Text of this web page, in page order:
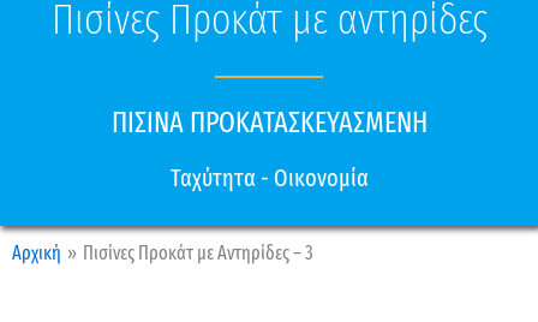
Πισίνες Προκάτ με αντηρίδες
ΠΙΣΙΝΑ ΠΡΟΚΑΤΑΣΚΕΥΑΣΜΕΝΗ
Ταχύτητα - Οικονομία
Αρχική Πισίνες Προκάτ με Αντηρίδες – 3